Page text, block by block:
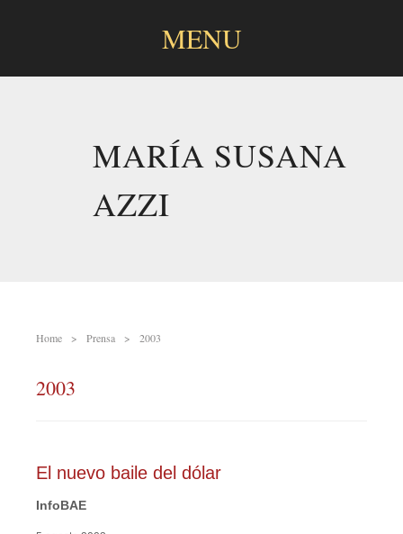
MENU
MARÍA SUSANA
AZZI
Home Prensa 2003
2003
El nuevo baile del dólar
InfoBAE